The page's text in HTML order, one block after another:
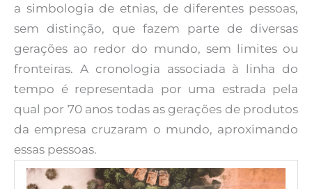
a simbologia de etnias, de diferentes pessoas,
sem distinção, que fazem parte de diversas
gerações ao redor do mundo, sem limites ou
fronteiras. A cronologia associada à linha do
tempo é representada por uma estrada pela
qual por 70 anos todas as gerações de produtos
da empresa cruzaram o mundo, aproximando
essas pessoas.